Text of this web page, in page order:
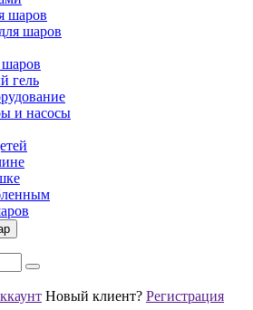
шаров
шаров
гель
и насосы
Новый клиент? Регистрация